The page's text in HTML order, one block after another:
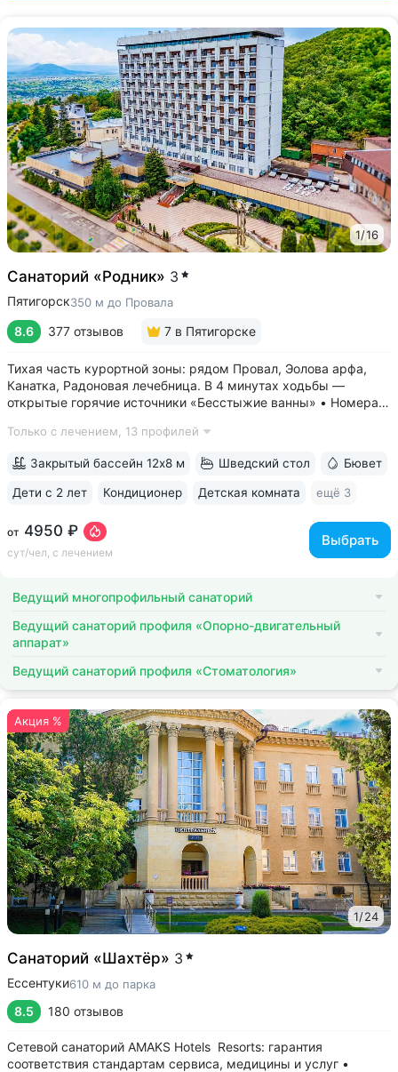
1/16
Санаторий «Родник» 3
Пятигорск350 м до Провала
8.6 377 отзывов 7 в Пятигорске
Тихая часть курортной зоны: рядом Провал, Эолова арфа,
Канатка, Радоновая лечебница. В 4 минутах ходьбы —
открытые горячие источники «Бесстыжие ванны» • Номера
виден Эльбрус и Кавказский хребет. Есть номера с балконом
Только с лечением, 13 профилей
от 4950 ₽
сут/чел, с лечением
Выбрать
Закрытый бассейн 12х8 м Шведский стол Бювет
Дети с 2 лет Кондиционер Детская комната ещё 3
Ведущий многопрофильный санаторий
Ведущий санаторий профиля «Опорно-двигательный
аппарат»
Ведущий санаторий профиля «Стоматология»
Акция %
1/24
Санаторий «Шахтёр» 3
Ессентуки610 м до парка
8.5 180 отзывов
Сетевой санаторий AMAKS Hotels Resorts: гарантия
соответствия стандартам сервиса, медицины и услуг •